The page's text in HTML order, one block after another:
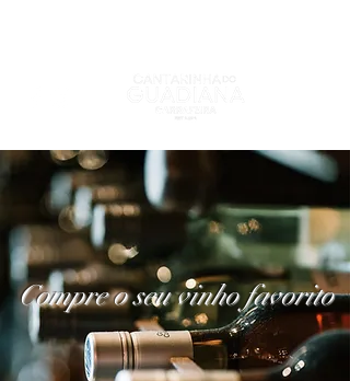
Compre o seu vinho favorito